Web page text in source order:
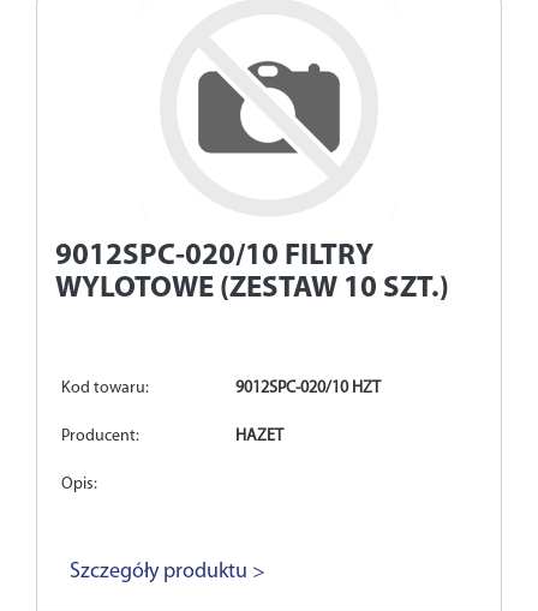
9012SPC-020/10 FILTRY
WYLOTOWE (ZESTAW 10 SZT.)
Kod towaru: 9012SPC-020/10 HZT
Producent: HAZET
Opis:
Szczegóły produktu >